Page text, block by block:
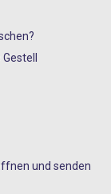
und senden